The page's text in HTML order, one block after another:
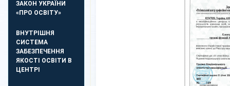
ЗАКОН УКРАЇНИ
«ПРО ОСВІТУ»
ВНУТРІШНЯ
СИСТЕМА
ЗАБЕЗПЕЧЕННЯ
ЯКОСТІ ОСВІТИ В
ЦЕНТРІ